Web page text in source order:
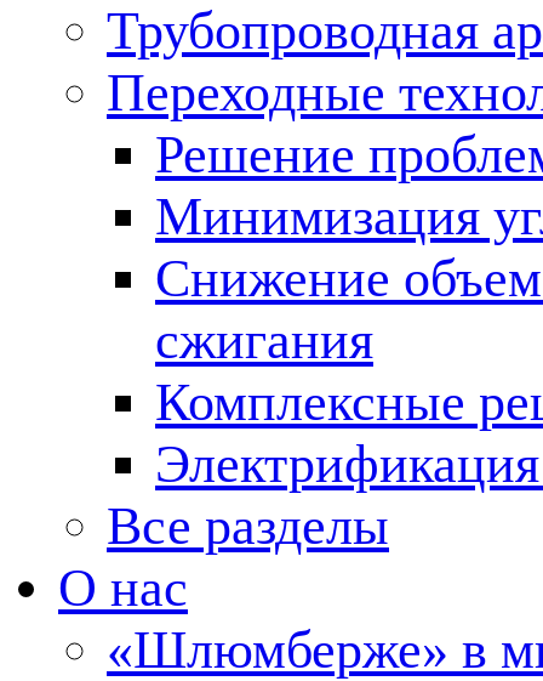
Трубопроводная
Переходные
Решение
Минимизация
Снижение
сжигания
Комплексные
Все разделы
О нас
«Шлюмберже» в